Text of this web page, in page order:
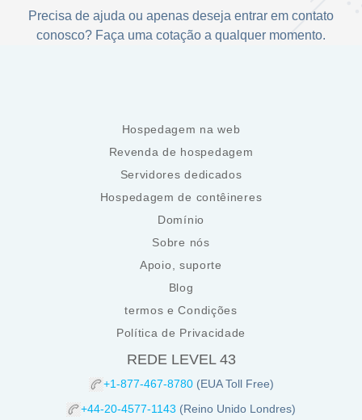
Precisa de ajuda ou apenas deseja entrar em contato
conosco? Faça uma cotação a qualquer momento.
Hospedagem na web
Revenda de hospedagem
Servidores dedicados
Hospedagem de contêineres
Domínio
Sobre nós
Apoio, suporte
Blog
termos e Condições
Política de Privacidade
REDE LEVEL 43
+1-877-467-8780 (EUA Toll Free)
+44-20-4577-1143 (Reino Unido Londres)